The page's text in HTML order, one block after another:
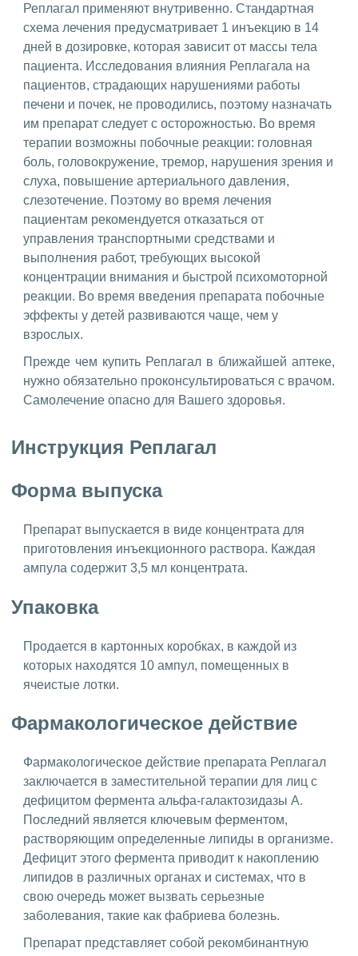
Реплагал применяют внутривенно. Стандартная
схема лечения предусматривает 1 инъекцию в 14
дней в дозировке, которая зависит от массы тела
пациента. Исследования влияния Реплагала на
пациентов, страдающих нарушениями работы
печени и почек, не проводились, поэтому назначать
им препарат следует с осторожностью. Во время
терапии возможны побочные реакции: головная
боль, головокружение, тремор, нарушения зрения и
слуха, повышение артериального давления,
слезотечение. Поэтому во время лечения
пациентам рекомендуется отказаться от
управления транспортными средствами и
выполнения работ, требующих высокой
концентрации внимания и быстрой психомоторной
реакции. Во время введения препарата побочные
эффекты у детей развиваются чаще, чем у
взрослых.
Прежде чем купить Реплагал в ближайшей аптеке,
нужно обязательно проконсультироваться с врачом.
Самолечение опасно для Вашего здоровья.
Инструкция Реплагал
Форма выпуска
Препарат выпускается в виде концентрата для
приготовления инъекционного раствора. Каждая
ампула содержит 3,5 мл концентрата.
Упаковка
Продается в картонных коробках, в каждой из
которых находятся 10 ампул, помещенных в
ячеистые лотки.
Фармакологическое действие
Фармакологическое действие препарата Реплагал
заключается в заместительной терапии для лиц с
дефицитом фермента альфа-галактозидазы A.
Последний является ключевым ферментом,
растворяющим определенные липиды в организме.
Дефицит этого фермента приводит к накоплению
липидов в различных органах и системах, что в
свою очередь может вызвать серьезные
заболевания, такие как фабриева болезнь.
Препарат представляет собой рекомбинантную